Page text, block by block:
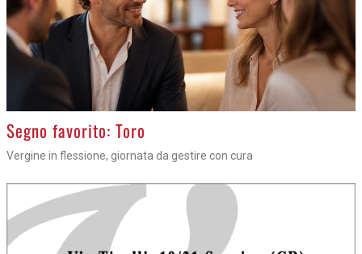
>
Segno favorito: Toro
Vergine in flessione, giornata da gestire con cura